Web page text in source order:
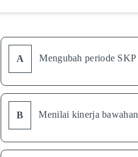
A Mengubah periode SKP
B Menilai kinerja bawahan